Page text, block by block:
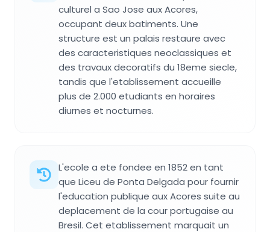
culturel a Sao Jose aux Acores,
occupant deux batiments. Une
structure est un palais restaure avec
des caracteristiques neoclassiques et
des travaux decoratifs du 18eme siecle,
tandis que l'etablissement accueille
plus de 2.000 etudiants en horaires
diurnes et nocturnes.
L'ecole a ete fondee en 1852 en tant
que Liceu de Ponta Delgada pour fournir
l'education publique aux Acores suite au
deplacement de la cour portugaise au
Bresil. Cet etablissement marquait un